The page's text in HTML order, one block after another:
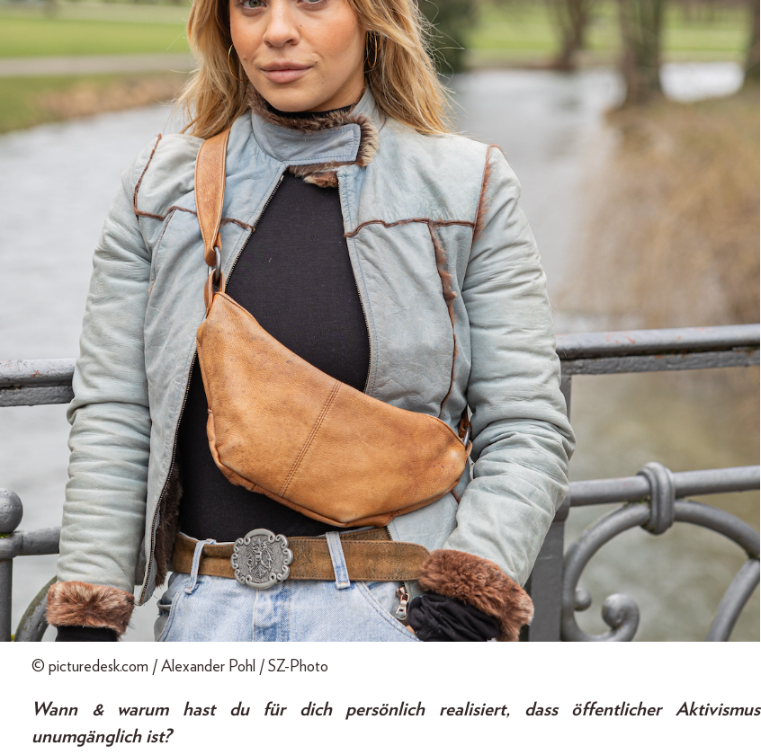
© picturedesk.com / Alexander Pohl / SZ-Photo
Wann & warum hast du für dich persönlich realisiert, dass öffentlicher Aktivismus
unumgänglich ist?